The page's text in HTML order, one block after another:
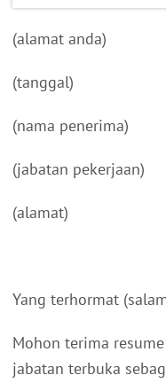
(alamat anda)
(tanggal)
(nama penerima)
(jabatan pekerjaan)
(alamat)
Yang terhormat
Mohon terima
jabatan terbuka